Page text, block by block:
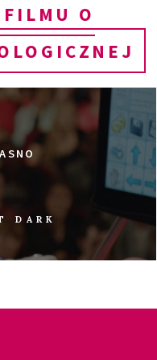
O
DARK